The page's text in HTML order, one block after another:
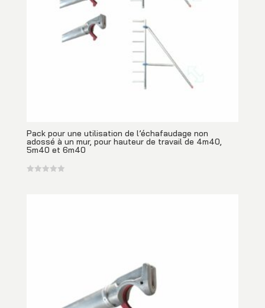
Pack pour une utilisation de l’échafaudage non
adossé à un mur, pour hauteur de travail de 4m40,
5m40 et 6m40